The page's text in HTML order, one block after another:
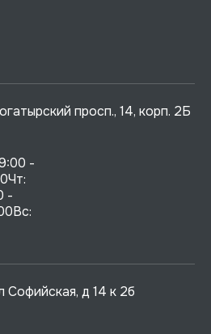
просп., 14, корп. 2Б
-
-
Софийская, д 14 к 2б